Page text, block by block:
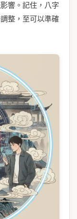
響。記住，八字
整，至可以準確